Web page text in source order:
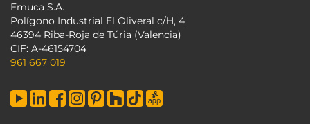
Emuca S.A.
Polígono Industrial El Oliveral c/H, 4
46394 Riba-Roja de Túria (Valencia)
CIF: A-46154704
961 667 019